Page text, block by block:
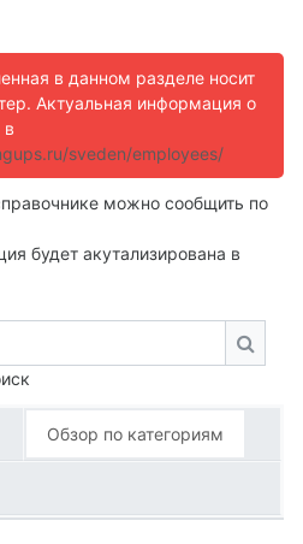
в данном разделе носит
Актуальная информация о
в
sveden/employees/
можно сообщить по
будет акутализирована в
Найти
Обзор по категориям